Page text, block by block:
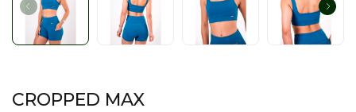
CROPPED MAX